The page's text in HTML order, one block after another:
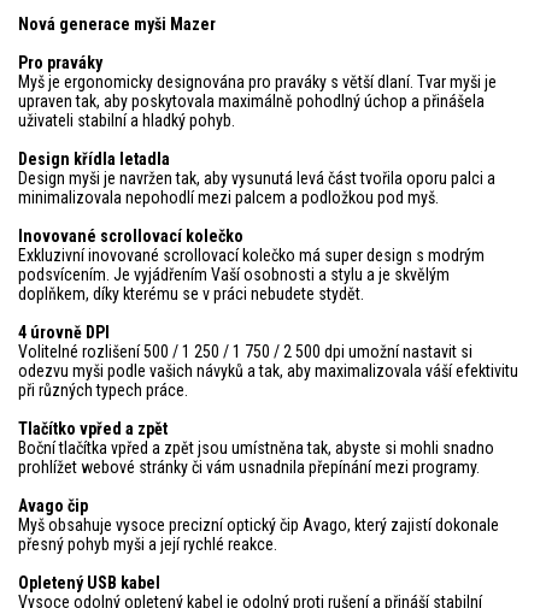
Nová generace myši Mazer
Pro praváky
Myš je ergonomicky designována pro praváky s větší dlaní. Tvar myši je
upraven tak, aby poskytovala maximálně pohodlný úchop a přinášela
uživateli stabilní a hladký pohyb.
Design křídla letadla
Design myši je navržen tak, aby vysunutá levá část tvořila oporu palci a
minimalizovala nepohodlí mezi palcem a podložkou pod myš.
Inovované scrollovací kolečko
Exkluzivní inovované scrollovací kolečko má super design s modrým
podsvícením. Je vyjádřením Vaší osobnosti a stylu a je skvělým
doplňkem, díky kterému se v práci nebudete stydět.
4 úrovně DPI
Volitelné rozlišení 500 / 1 250 / 1 750 / 2 500 dpi umožní nastavit si
odezvu myši podle vašich návyků a tak, aby maximalizovala váší efektivitu
při různých typech práce.
Tlačítko vpřed a zpět
Boční tlačítka vpřed a zpět jsou umístněna tak, abyste si mohli snadno
prohlížet webové stránky či vám usnadnila přepínání mezi programy.
Avago čip
Myš obsahuje vysoce precizní optický čip Avago, který zajistí dokonale
přesný pohyb myši a její rychlé reakce.
Opletený USB kabel
Vysoce odolný opletený kabel je odolný proti rušení a přináší stabilní